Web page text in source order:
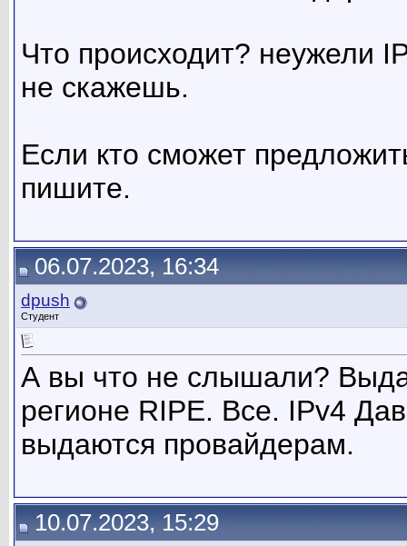
Что происходит? неужели
не скажешь.
Если кто сможет
пишите.
06.07.2023, 16:34
dpush
Студент
А вы что не слышали?
регионе RIPE. Все. IPv4
выдаются провайдерам.
10.07.2023, 15:29